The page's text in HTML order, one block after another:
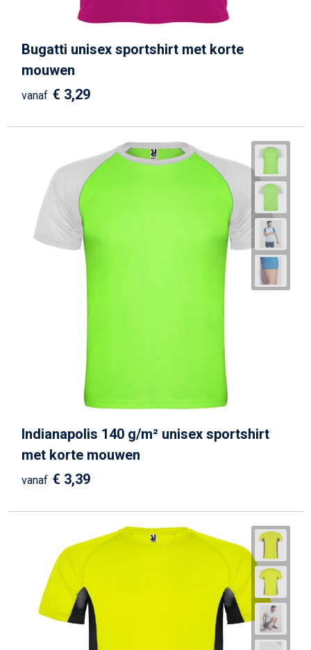
Schrijfwaren
Kerst
Matrozentassen
Schoudertassen
Sporttassen
Toilettassen
Reistassensets
Reistassen
Waterbestendige tassen
Bugatti unisex sportshirt met korte
mouwen
vanaf € 3,29
Indianapolis 140 g/m² unisex sportshirt
met korte mouwen
vanaf € 3,39